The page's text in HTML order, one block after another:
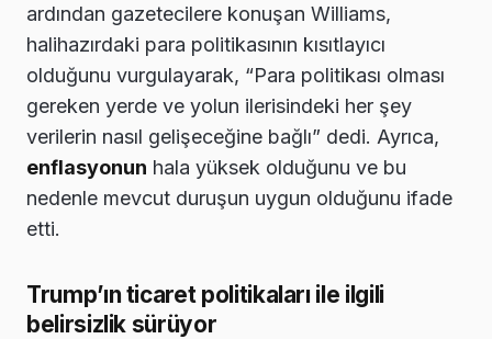
ardından gazetecilere konuşan Williams,
halihazırdaki para politikasının kısıtlayıcı
olduğunu vurgulayarak, “Para politikası olması
gereken yerde ve yolun ilerisindeki her şey
verilerin nasıl gelişeceğine bağlı” dedi. Ayrıca,
enflasyonun hala yüksek olduğunu ve bu
nedenle mevcut duruşun uygun olduğunu ifade
etti.
Trump’ın ticaret politikaları ile ilgili
belirsizlik sürüyor